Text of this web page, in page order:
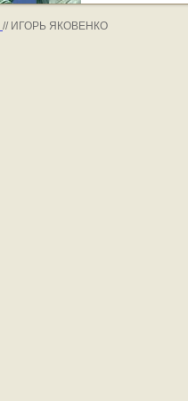
// ИГОРЬ ЯКОВЕНКО